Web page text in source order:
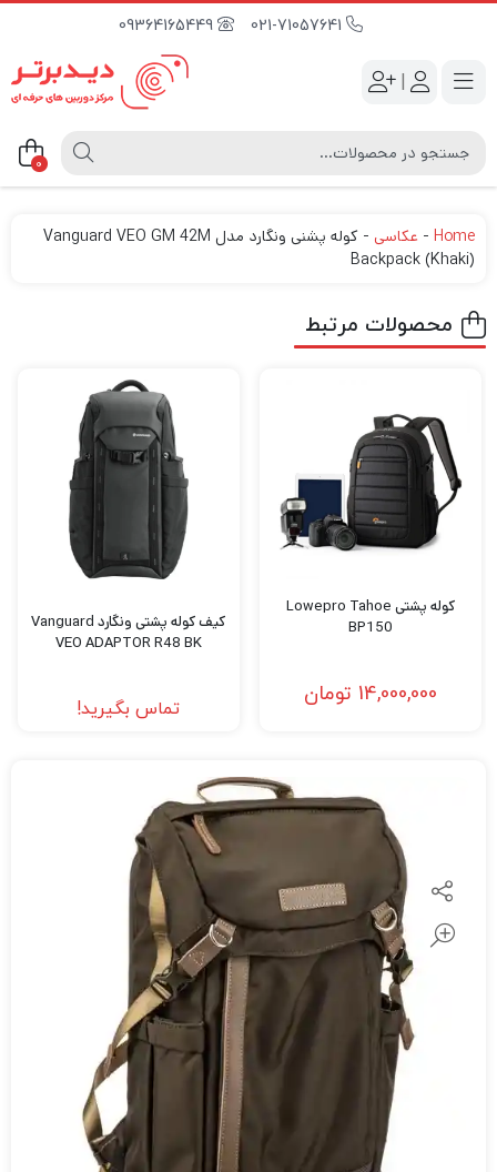
09364165449
|
0
Home
- عکاسی -
کوله پشنی ونگارد مدل Vanguard VEO GM 42M
Backpack (Khaki)
محصولات مرتبط
کوله پشتی Lowepro Tahoe
BP150
14,000,000 تومان
کیف کوله پشتی ونگارد Vanguard
VEO ADAPTOR R48 BK
تماس بگیرید!